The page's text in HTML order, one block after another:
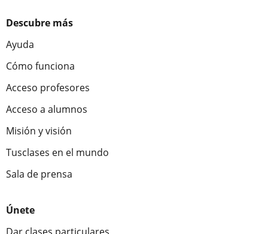
Descubre más
Ayuda
Cómo funciona
Acceso profesores
Acceso a alumnos
Misión y visión
Tusclases en el mundo
Sala de prensa
Únete